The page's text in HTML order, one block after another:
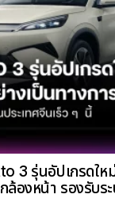
3 รุ่นอัปเกรดให
ล้องหน้า รองรับร